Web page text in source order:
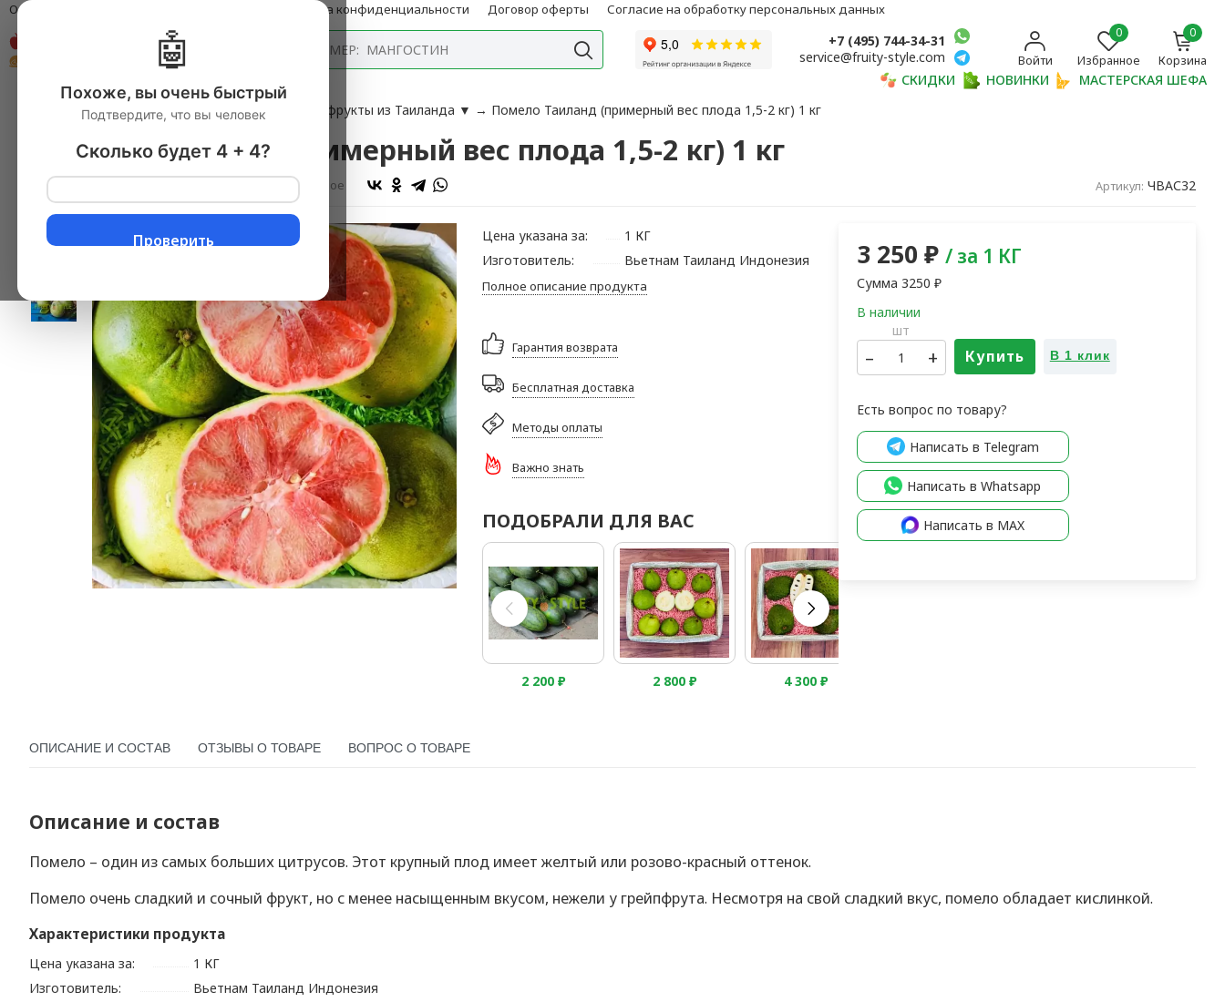
О компании Политика конфиденциальности Договор оферты Согласие на обработку персональных данных
Каталог
+7 (495) 744-34-31
service@fruity-style.com
Войти
0
Избранное
0
Корзина
СКИДКИ НОВИНКИ
МАСТЕРСКАЯ ШЕФА
→ Тайские фрукты ▼ → Экзотические фрукты из Таиланда ▼ → Помело Таиланд (примерный вес плода 1,5-2 кг) 1 кг
Помело Таиланд (примерный вес плода 1,5-2 кг) 1 кг
В избранное Артикул: ЧВАС32
Цена указана за:
1 КГ
Изготовитель:
Вьетнам Таиланд Индонезия
Полное описание продукта
Гарантия возврата
Бесплатная доставка
Методы оплаты
Важно знать
ПОДОБРАЛИ ДЛЯ ВАС
2 200 ₽ 2 800 ₽ 4 300 ₽
3 250 ₽ / за 1 КГ
Сумма 3250 ₽
шт
– + Купить В 1 клик
Есть вопрос по товару?
Написать в Telegram
Написать в Whatsapp
Написать в MAX
ОПИСАНИЕ И СОСТАВ ОТЗЫВЫ О ТОВАРЕ ВОПРОС О ТОВАРЕ
Описание и состав
Помело – один из самых больших цитрусов. Этот крупный плод имеет желтый или розово-красный оттенок.
Помело очень сладкий и сочный фрукт, но с менее насыщенным вкусом, нежели у грейпфрута. Несмотря на свой сладкий вкус, помело обладает кислинкой.
Характеристики продукта
Цена указана за:
1 КГ
Изготовитель:
Вьетнам Таиланд Индонезия
🤖
Похоже, вы очень быстрый
Подтвердите, что вы человек
Сколько будет 4 + 4?
Проверить